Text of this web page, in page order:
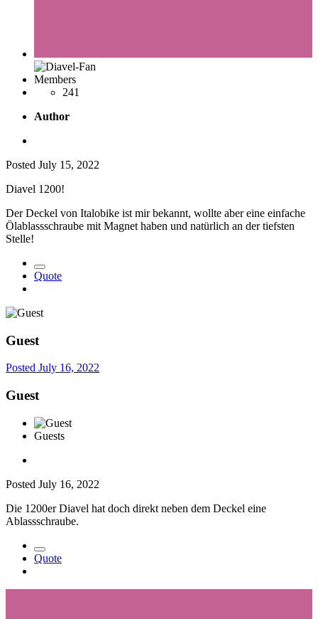
Members
241
Author
Posted July 15, 2022
Diavel 1200!
Der Deckel von Italobike ist mir bekannt, wollte aber eine einfache
Ölablassschraube mit Magnet haben und natürlich an der tiefsten
Stelle!
Quote
Guest
Posted July 16, 2022
Guest
Guests
Posted July 16, 2022
Die 1200er Diavel hat doch direkt neben dem Deckel eine
Ablassschraube.
Quote